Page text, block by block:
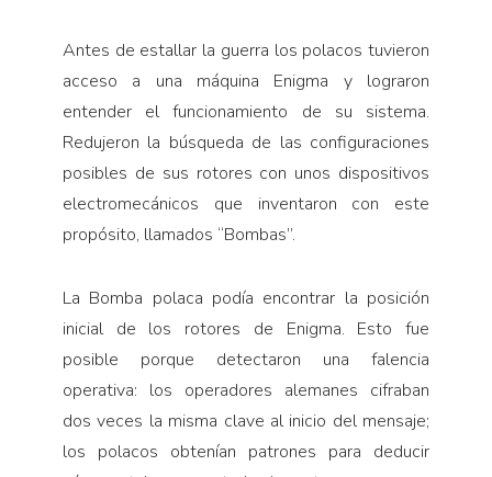
Antes de estallar la guerra los polacos tuvieron
acceso a una máquina Enigma y lograron
entender el funcionamiento de su sistema.
Redujeron la búsqueda de las configuraciones
posibles de sus rotores con unos dispositivos
electromecánicos que inventaron con este
propósito, llamados “Bombas”.
La Bomba polaca podía encontrar la posición
inicial de los rotores de Enigma. Esto fue
posible porque detectaron una falencia
operativa: los operadores alemanes cifraban
dos veces la misma clave al inicio del mensaje;
los polacos obtenían patrones para deducir